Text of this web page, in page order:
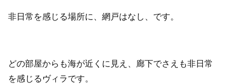
非日常を感じる場所に、網戸はなし、です。
どの部屋からも海が近くに見え、廊下でさえも非日常
を感じるヴィラです。